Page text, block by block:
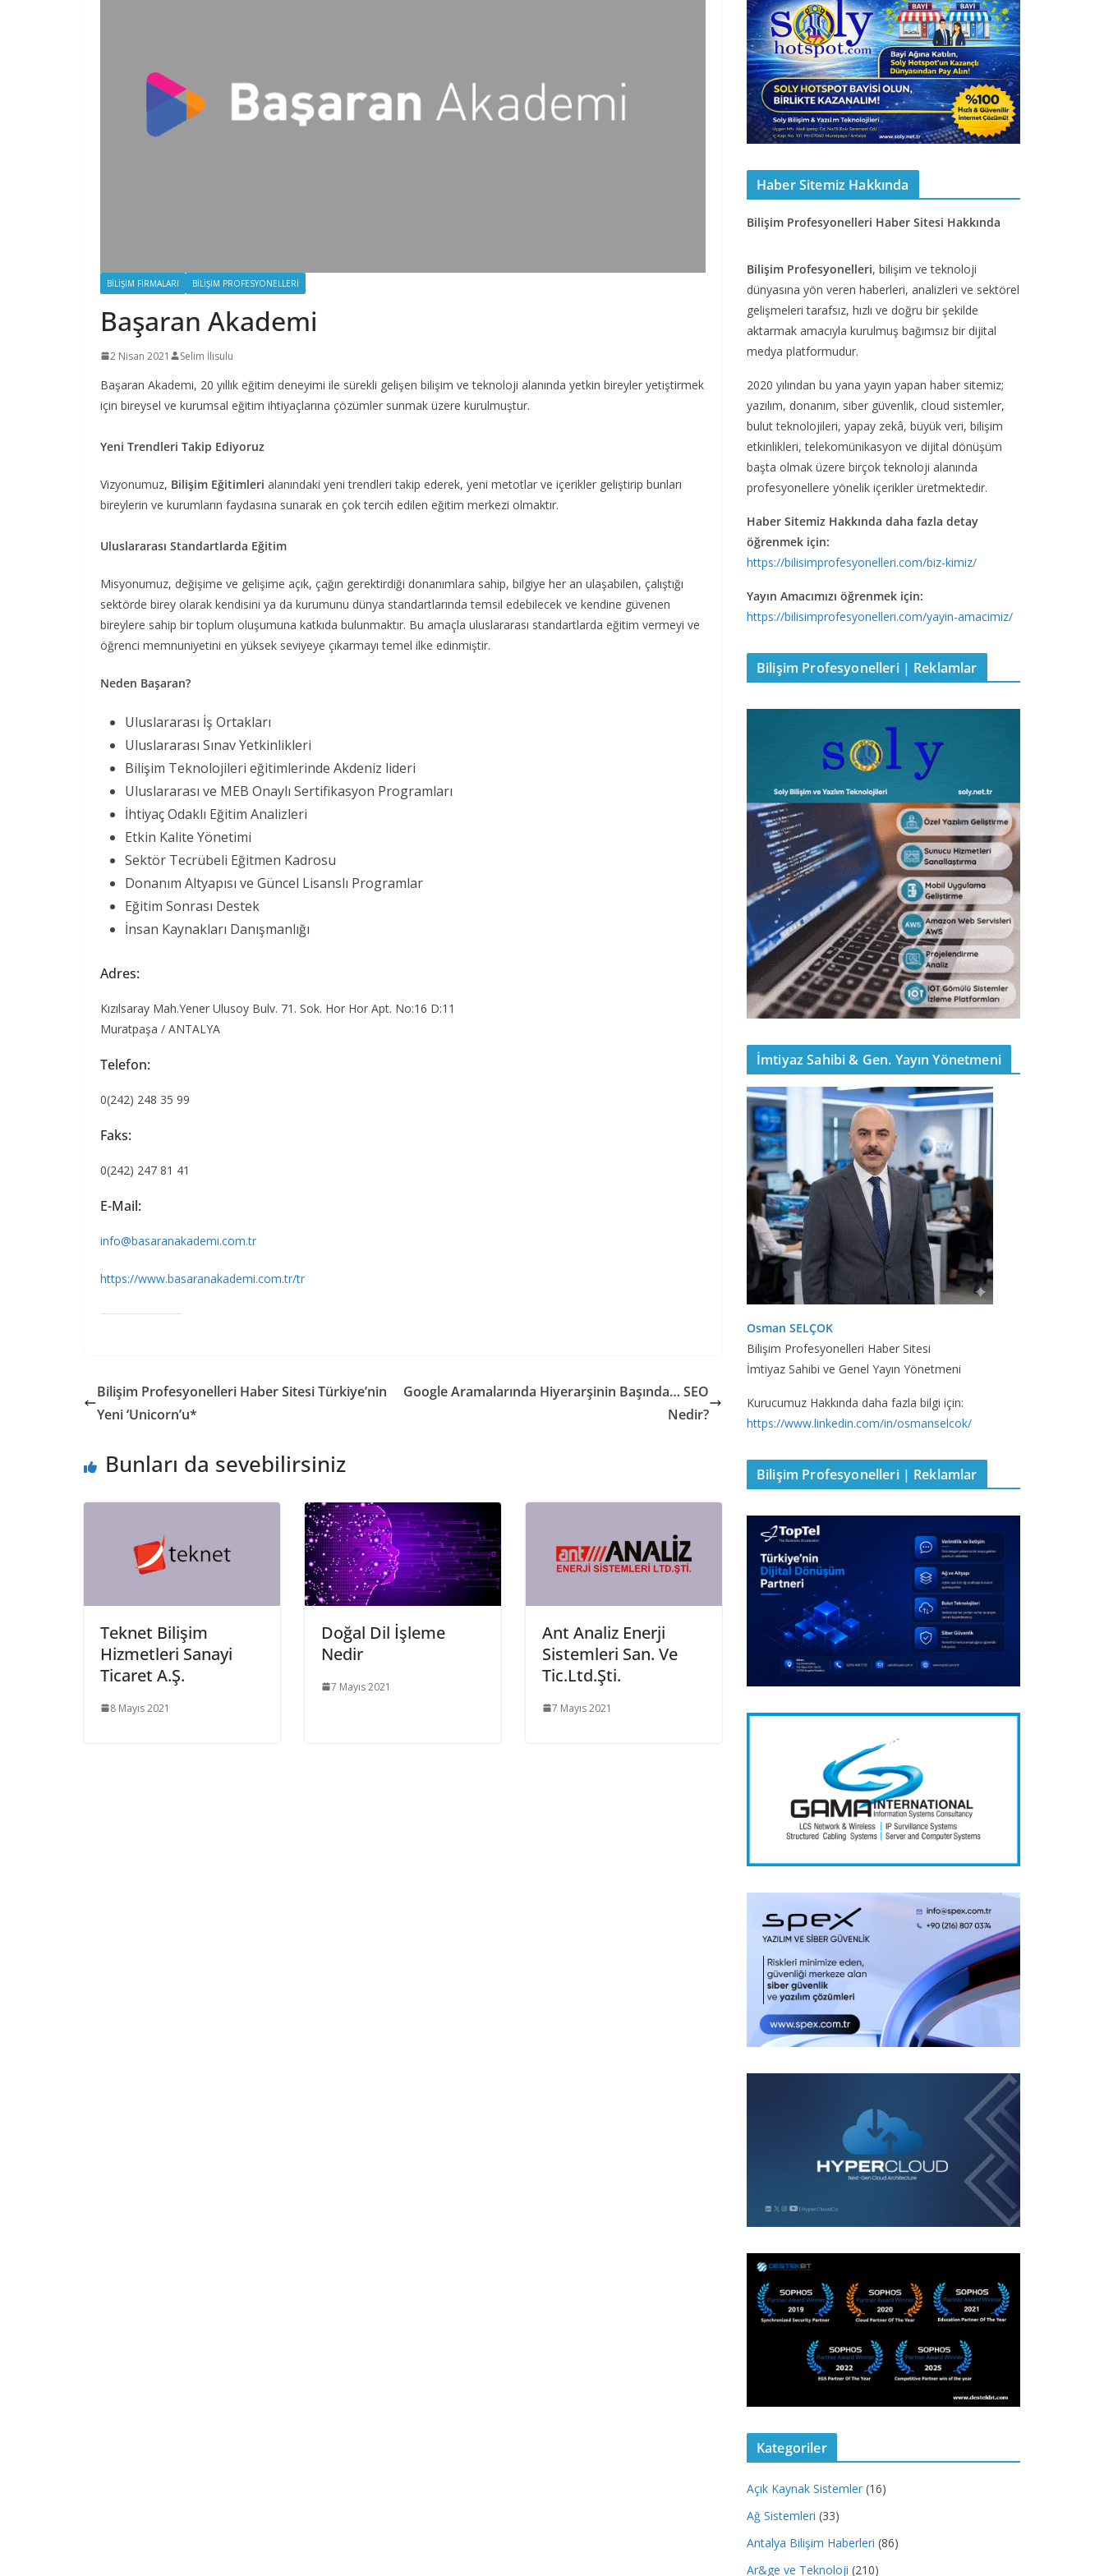
BILIŞIM FIRMALARI BILIŞIM PROFESYONELLERI
Başaran Akademi
2 Nisan 2021 Selim İlisulu
Başaran Akademi, 20 yıllık eğitim deneyimi ile sürekli gelişen bilişim ve teknoloji alanında yetkin bireyler yetiştirmek
için bireysel ve kurumsal eğitim ihtiyaçlarına çözümler sunmak üzere kurulmuştur.
Yeni Trendleri Takip Ediyoruz
Vizyonumuz, Bilişim Eğitimleri alanındaki yeni trendleri takip ederek, yeni metotlar ve içerikler geliştirip bunları
bireylerin ve kurumların faydasına sunarak en çok tercih edilen eğitim merkezi olmaktır.
Uluslararası Standartlarda Eğitim
Misyonumuz, değişime ve gelişime açık, çağın gerektirdiği donanımlara sahip, bilgiye her an ulaşabilen, çalıştığı
sektörde birey olarak kendisini ya da kurumunu dünya standartlarında temsil edebilecek ve kendine güvenen
bireylere sahip bir toplum oluşumuna katkıda bulunmaktır. Bu amaçla uluslararası standartlarda eğitim vermeyi ve
öğrenci memnuniyetini en yüksek seviyeye çıkarmayı temel ilke edinmiştir.
Neden Başaran?
Uluslararası İş Ortakları
Uluslararası Sınav Yetkinlikleri
Bilişim Teknolojileri eğitimlerinde Akdeniz lideri
Uluslararası ve MEB Onaylı Sertifikasyon Programları
İhtiyaç Odaklı Eğitim Analizleri
Etkin Kalite Yönetimi
Sektör Tecrübeli Eğitmen Kadrosu
Donanım Altyapısı ve Güncel Lisanslı Programlar
Eğitim Sonrası Destek
İnsan Kaynakları Danışmanlığı
Adres:
Kızılsaray Mah.Yener Ulusoy Bulv. 71. Sok. Hor Hor Apt. No:16 D:11
Muratpaşa / ANTALYA
Telefon:
0(242) 248 35 99
Faks:
0(242) 247 81 41
E-Mail:
info@basaranakademi.com.tr
https://www.basaranakademi.com.tr/tr
Bilişim Profesyonelleri Haber Sitesi Türkiye’nin
Yeni ‘Unicorn’u*
Google Aramalarında Hiyerarşinin Başında… SEO
Nedir?
Bunları da sevebilirsiniz
Teknet Bilişim
Hizmetleri Sanayi
Ticaret A.Ş.
8 Mayıs 2021
Doğal Dil İşleme
Nedir
7 Mayıs 2021
Ant Analiz Enerji
Sistemleri San. Ve
Tic.Ltd.Şti.
7 Mayıs 2021
Haber Sitemiz Hakkında
Bilişim Profesyonelleri Haber Sitesi Hakkında
Bilişim Profesyonelleri, bilişim ve teknoloji
dünyasına yön veren haberleri, analizleri ve sektörel
gelişmeleri tarafsız, hızlı ve doğru bir şekilde
aktarmak amacıyla kurulmuş bağımsız bir dijital
medya platformudur.
2020 yılından bu yana yayın yapan haber sitemiz;
yazılım, donanım, siber güvenlik, cloud sistemler,
bulut teknolojileri, yapay zekâ, büyük veri, bilişim
etkinlikleri, telekomünikasyon ve dijital dönüşüm
başta olmak üzere birçok teknoloji alanında
profesyonellere yönelik içerikler üretmektedir.
Haber Sitemiz Hakkında daha fazla detay
öğrenmek için:
https://bilisimprofesyonelleri.com/biz-kimiz/
Yayın Amacımızı öğrenmek için:
https://bilisimprofesyonelleri.com/yayin-amacimiz/
Bilişim Profesyonelleri | Reklamlar
İmtiyaz Sahibi & Gen. Yayın Yönetmeni
Osman SELÇOK
Bilişim Profesyonelleri Haber Sitesi
İmtiyaz Sahibi ve Genel Yayın Yönetmeni
Kurucumuz Hakkında daha fazla bilgi için:
https://www.linkedin.com/in/osmanselcok/
Bilişim Profesyonelleri | Reklamlar
Kategoriler
Açık Kaynak Sistemler (16)
Ağ Sistemleri (33)
Antalya Bilişim Haberleri (86)
Ar&ge ve Teknoloji (210)